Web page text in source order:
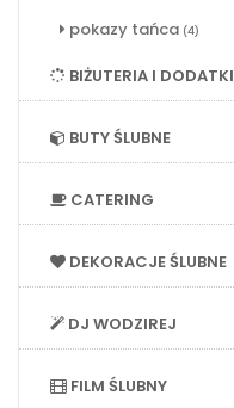
pokazy tańca (4)
BIŻUTERIA I DODATKI
BUTY ŚLUBNE
CATERING
DEKORACJE ŚLUBNE
DJ WODZIREJ
FILM ŚLUBNY